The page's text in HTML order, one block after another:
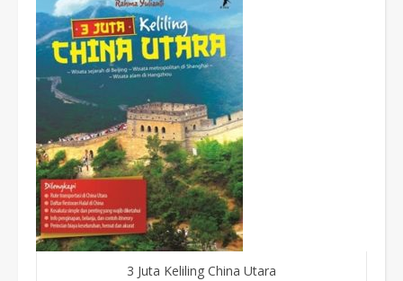
3 Juta Keliling China Utara